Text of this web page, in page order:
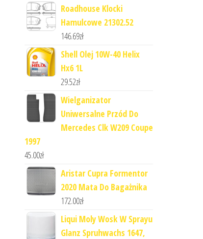
Roadhouse Klocki
Hamulcowe 21302.52
146.69zł
Shell Olej 10W-40 Helix
Hx6 1L
29.52zł
Wielganizator
Uniwersalne Przód Do
Mercedes Clk W209 Coupe
1997
45.00zł
Aristar Cupra Formentor
2020 Mata Do Bagażnika
172.00zł
Liqui Moly Wosk W Sprayu
Glanz Spruhwachs 1647,